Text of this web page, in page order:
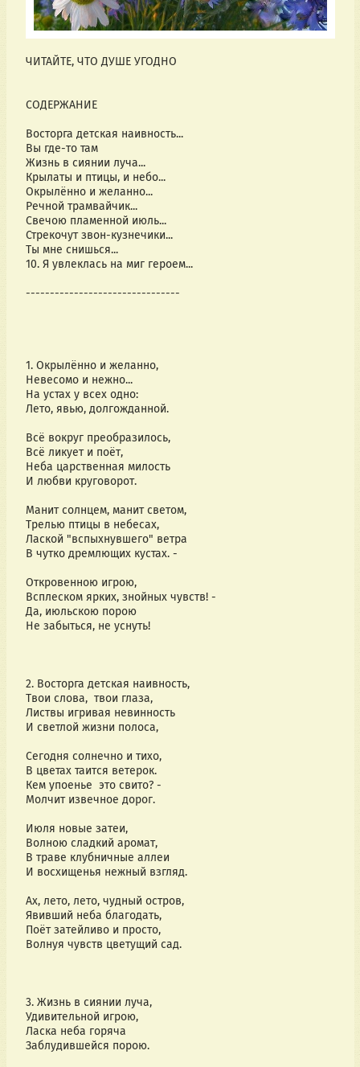
ЧИТАЙТЕ, ЧТО ДУШЕ УГОДНО
СОДЕРЖАНИЕ
Восторга детская наивность...
Вы где-то там
Жизнь в сиянии луча...
Крылаты и птицы, и небо...
Окрылённо и желанно...
Речной трамвайчик...
Свечою пламенной июль...
Стрекочут звон-кузнечики...
Ты мне снишься...
10. Я увлеклась на миг героем...
--------------------------------
1. Окрылённо и желанно,
Невесомо и нежно...
На устах у всех одно:
Лето, явью, долгожданной.
Всё вокруг преобразилось,
Всё ликует и поёт,
Неба царственная милость
И любви круговорот.
Манит солнцем, манит светом,
Трелью птицы в небесах,
Лаской "вспыхнувшего" ветра
В чутко дремлющих кустах. -
Откровенною игрою,
Всплеском ярких, знойных чувств! -
Да, июльскою порою
Не забыться, не уснуть!
2. Восторга детская наивность,
Твои слова,  твои глаза,
Листвы игривая невинность
И светлой жизни полоса,
Сегодня солнечно и тихо,
В цветах таится ветерок.
Кем упоенье  это свито? -
Молчит извечное дорог.
Июля новые затеи,
Волною сладкий аромат,
В траве клубничные аллеи
И восхищенья нежный взгляд.
Ах, лето, лето, чудный остров,
Явивший неба благодать,
Поёт затейливо и просто,
Волнуя чувств цветущий сад.
3. Жизнь в сиянии луча,
Удивительной игрою,
Ласка неба горяча
Заблудившейся порою.